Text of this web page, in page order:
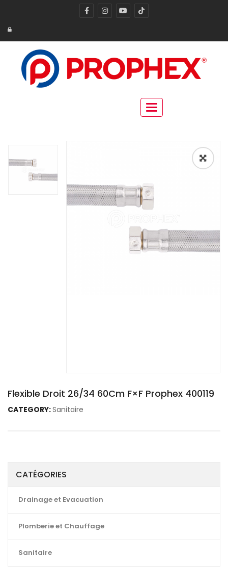
Toggle navigation
CATÉGORIES
Drainage et Evacuation
Plomberie et Chauffage
Sanitaire
🔍
Flexible Droit 26/34 60Cm F×F Prophex 400119
CATEGORY:Sanitaire